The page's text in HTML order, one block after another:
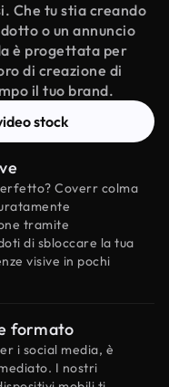
Che tu stia creando
o un annuncio
è progettata per
di creazione di
il tuo brand.
stock
Coverr colma
tramite
di sbloccare la tua
visive in pochi
formato
i social media, è
I nostri